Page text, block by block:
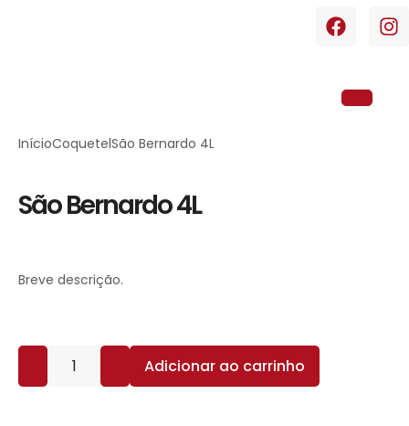
InícioCoquetelSão Bernardo 4L
São Bernardo 4L
Breve descrição.
Adicionar ao carrinho